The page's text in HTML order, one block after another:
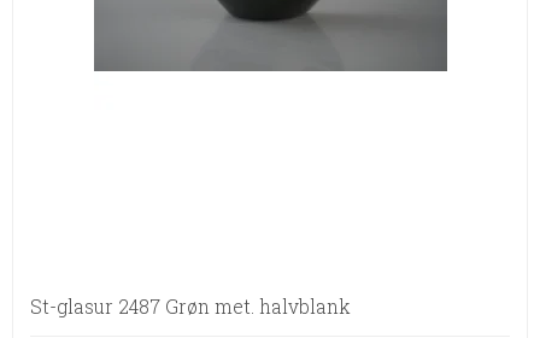
St-glasur 2487 Grøn met. halvblank